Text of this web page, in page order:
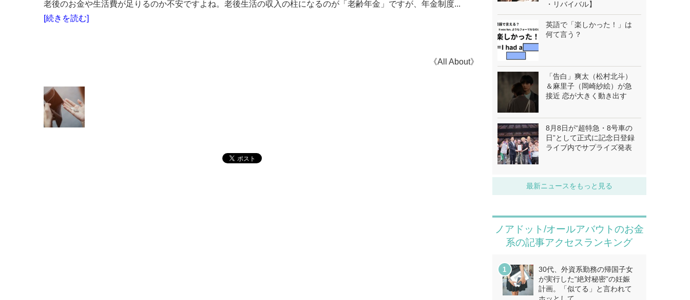
老後のお金や生活費が足りるのか不安ですよね。老後生活の収入の柱になるのが「老齢年金」ですが、年金制度...
[続きを読む]
《All About》
・リバイバル】
英語で「楽しかった！」は
何て言う？
「告白」爽太（松村北斗）
＆麻里子（岡崎紗絵）が急
接近 恋が大きく動き出す
8月8日が“超特急・8号車の
日”として正式に記念日登録
ライブ内でサプライズ発表
最新ニュースをもっと見る
ノアドット/オールアバウトのお金
系の記事アクセスランキング
30代、外資系勤務の帰国子女
が実行した“絶対秘密”の妊娠
計画。「似てる」と言われて